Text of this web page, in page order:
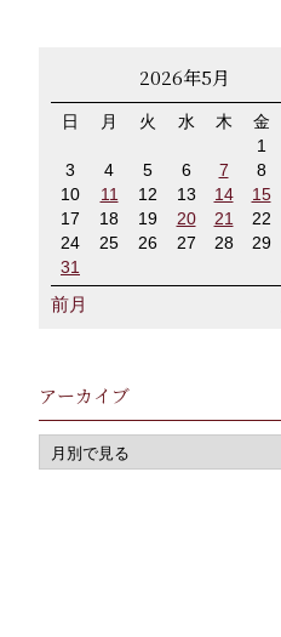
2026年5月
日 月 火 水 木 金
1
3
4 5 6 7 8
10
11 12 13 14 15
17
18 19 20 21 22
24
25 26 27 28 29
31
前月
アーカイブ